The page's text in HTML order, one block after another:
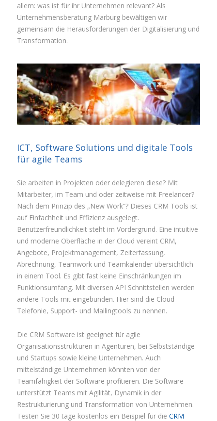
allem: was ist für ihr Unternehmen relevant? Als
Unternehmensberatung Marburg bewältigen wir
gemeinsam die Herausforderungen der Digitalisierung und
Transformation.
ICT, Software Solutions und digitale Tools
für agile Teams
Sie arbeiten in Projekten oder delegieren diese? Mit
Mitarbeiter, im Team und oder zeitweise mit Freelancer?
Nach dem Prinzip des „New Work“? Dieses CRM Tools ist
auf Einfachheit und Effizienz ausgelegt.
Benutzerfreundlichkeit steht im Vordergrund. Eine intuitive
und moderne Oberfläche in der Cloud vereint CRM,
Angebote, Projektmanagement, Zeiterfassung,
Abrechnung, Teamwork und Teamkalender übersichtlich
in einem Tool. Es gibt fast keine Einschränkungen im
Funktionsumfang. Mit diversen API Schnittstellen werden
andere Tools mit eingebunden. Hier sind die Cloud
Telefonie, Support- und Mailingtools zu nennen.
Die CRM Software ist geeignet für agile
Organisationsstrukturen in Agenturen, bei Selbstständige
und Startups sowie kleine Unternehmen. Auch
mittelständige Unternehmen könnten von der
Teamfähigkeit der Software profitieren. Die Software
unterstützt Teams mit Agilität, Dynamik in der
Restrukturierung und Transformation von Unternehmen.
Testen Sie 30 tage kostenlos ein Beispiel für die CRM